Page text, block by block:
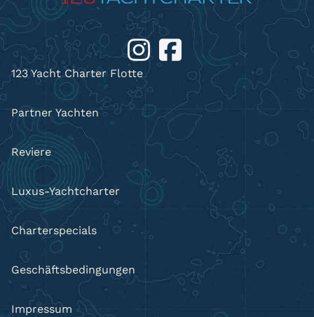
123 Yacht Charter Flotte
Partner Yachten
Reviere
Luxus-Yachtcharter
Charterspecials
Geschäftsbedingungen
Impressum